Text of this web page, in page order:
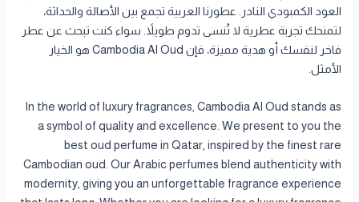
العود الكمبودي النادر. عطورنا العربية تجمع بين الأصالة والحداثة،
لتمنحك تجربة عطرية لا تُنسى تدوم طويلاً. سواء كنت تبحث عن عطر
فاخر لنفسك أو هدية مميزة، فإن Cambodia Al Oud هو الخيار
الأمثل.
In the world of luxury fragrances, Cambodia Al Oud stands as
a symbol of quality and excellence. We present to you the
best oud perfume in Qatar, inspired by the finest rare
Cambodian oud. Our Arabic perfumes blend authenticity with
modernity, giving you an unforgettable fragrance experience